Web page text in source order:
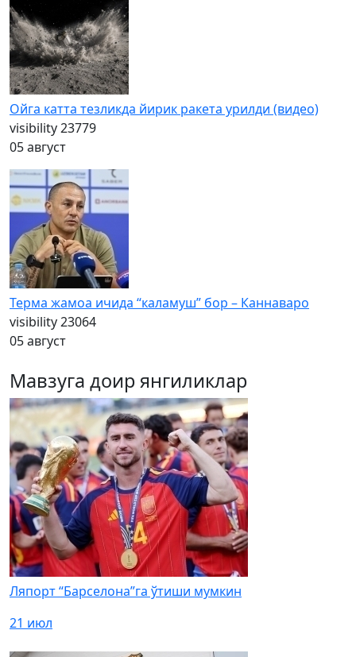
Ойга катта тезликда йирик ракета урилди (видео)
visibility23779
05 август
Терма жамоа ичида “каламуш” бор – Каннаваро
visibility23064
05 август
Мавзуга доир янгиликлар
Ляпорт “Барселона”га ўтиши мумкин
21 июл